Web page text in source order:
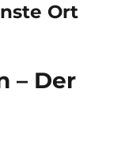
Ort
– Der